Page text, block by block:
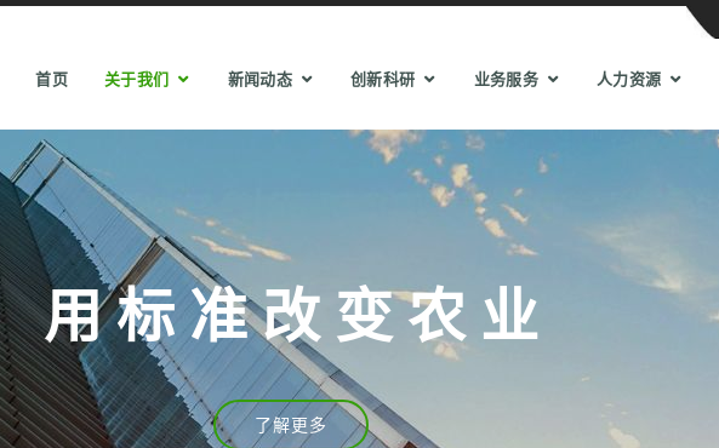
首页 关于我们 新闻动态 创新科研 业务服务 人力资源
用 标 准 改 变 农 业
了解更多